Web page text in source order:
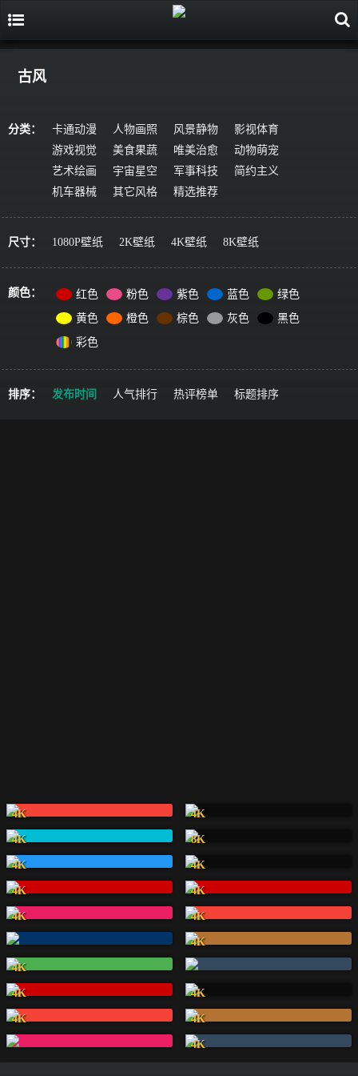
古风
分类： 卡通动漫 人物画照 风景静物
影视体育
游戏视觉
美食果蔬 唯美治愈
动物萌宠
艺术绘画
宇宙星空 军事科技
简约主义
机车器械
其它风格 精选推荐
尺寸： 1080P壁纸 2K壁纸 4K壁纸 8K壁纸
颜色： 红色 粉色 紫色 蓝色
绿色
黄色
橙色 棕色 灰色
黑色
彩色
排序： 发布时间 人气排行 热评榜单 标题排序
4K 4K
4K 8K
4K 4K
4K 4K
4K 4K
4K
4K
4K 4K
4K 4K
4K